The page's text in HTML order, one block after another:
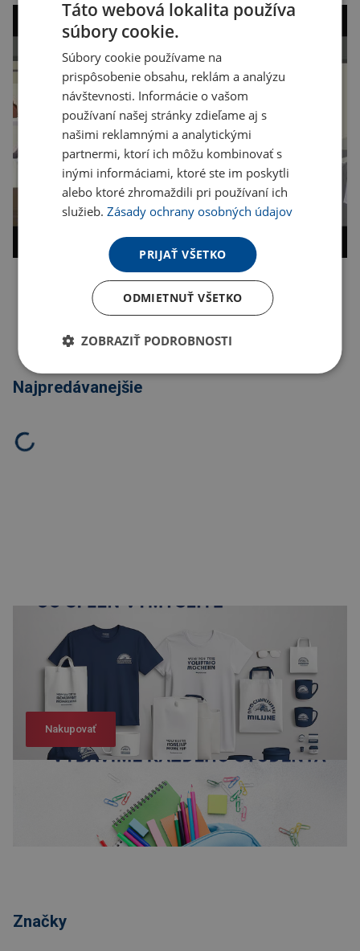
Kopírovať odkaz
Najpredávanejšie
Nakupovať
Značky
Táto webová lokalita používa
súbory cookie.
Súbory cookie používame na
prispôsobenie obsahu, reklám a analýzu
návštevnosti. Informácie o vašom
používaní našej stránky zdieľame aj s
našimi reklamnými a analytickými
partnermi, ktorí ich môžu kombinovať s
inými informáciami, ktoré ste im poskytli
alebo ktoré zhromaždili pri používaní ich
služieb.Zásady ochrany osobných údajov
PRIJAŤ VŠETKO
ODMIETNUŤ VŠETKO
ZOBRAZIŤ PODROBNOSTI